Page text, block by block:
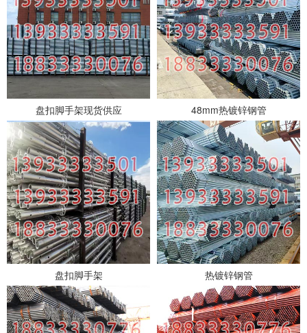
盘扣脚手架现货供应 48mm热镀锌钢管
盘扣脚手架 热镀锌钢管